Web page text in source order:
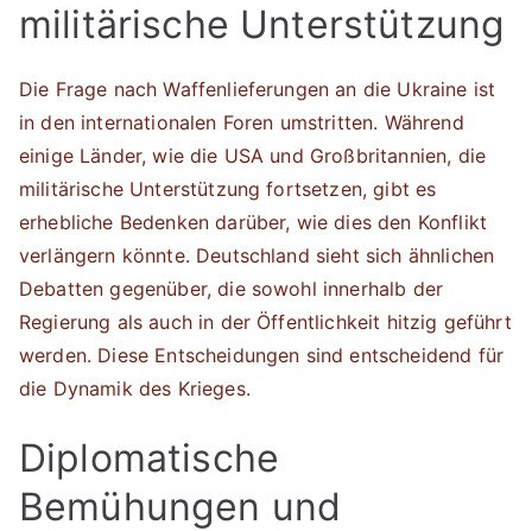
militärische Unterstützung
Die Frage nach Waffenlieferungen an die Ukraine ist
in den internationalen Foren umstritten. Während
einige Länder, wie die USA und Großbritannien, die
militärische Unterstützung fortsetzen, gibt es
erhebliche Bedenken darüber, wie dies den Konflikt
verlängern könnte. Deutschland sieht sich ähnlichen
Debatten gegenüber, die sowohl innerhalb der
Regierung als auch in der Öffentlichkeit hitzig geführt
werden. Diese Entscheidungen sind entscheidend für
die Dynamik des Krieges.
Diplomatische
Bemühungen und